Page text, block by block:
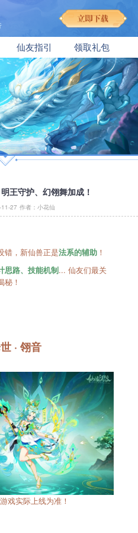
仙友指引 领取礼包
王守护、幻翎舞加成！
27 作者：小花仙
错，新仙兽正是法系的辅助！
思路、技能机制... 仙友们最关
秘！
· 翎音
戏实际上线为准！